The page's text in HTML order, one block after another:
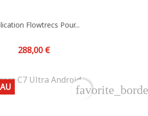
Flowtrecs Pour...
Prix
288,00 €